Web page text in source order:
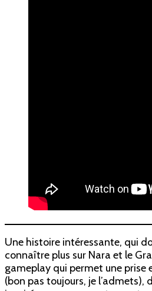
Une histoire intéressante, qui
connaître plus sur Nara et le
gameplay qui permet une prise
(bon pas toujours, je l’admets),